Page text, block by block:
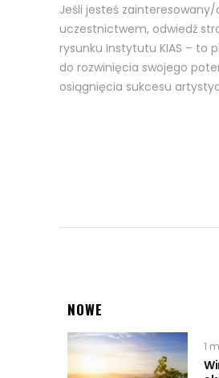
Jeśli jesteś zainteresowany/
uczestnictwem, odwiedź
rysunku Instytutu KIAS – to
do rozwinięcia swojego
osiągnięcia sukcesu
NOWE
1